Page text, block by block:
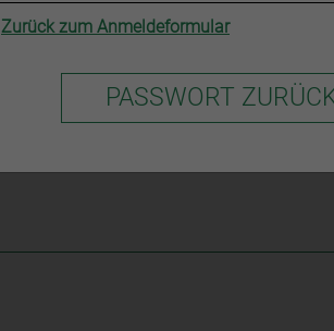
Zurück zum Anmeldeformular